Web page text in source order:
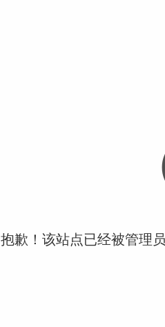
抱歉！该站点已经被管理